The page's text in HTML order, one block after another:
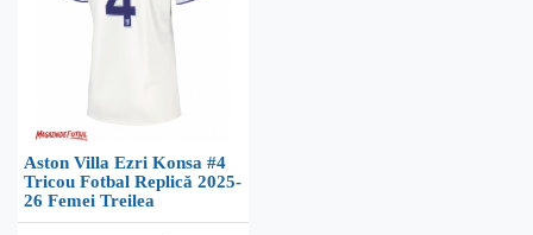
Aston Villa Ezri Konsa #4
Tricou Fotbal Replică 2025-
26 Femei Treilea